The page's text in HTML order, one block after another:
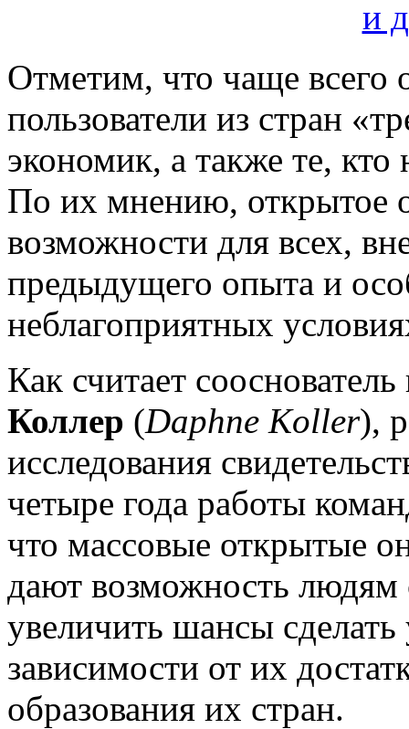
Отметим, что чаще всего
пользователи из стран
экономик, а также те,
По их мнению, открытое
возможности для всех,
предыдущего опыта и
неблагоприятных
Как считает
Коллер (Daphne Koller),
исследования
четыре года работы
что массовые открытые
дают возможность людям
увеличить шансы
зависимости от их
образования их стран.